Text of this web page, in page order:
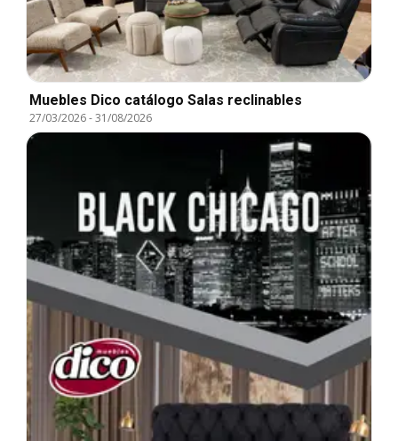
Muebles Dico catálogo Salas reclinables
27/03/2026-31/08/2026